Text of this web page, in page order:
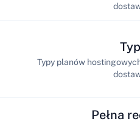
Typy planów
Pełna